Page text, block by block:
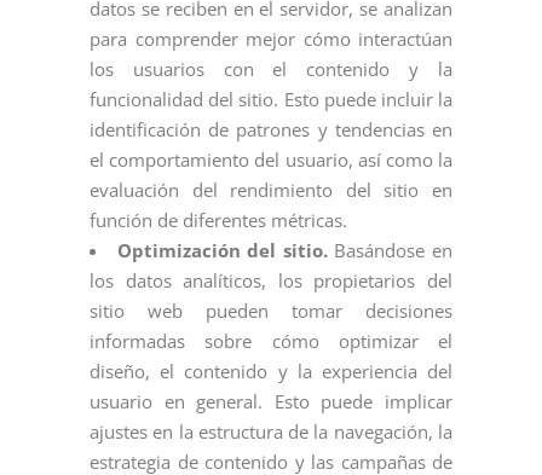
datos se reciben en el servidor, se analizan
para comprender mejor cómo interactúan
los usuarios con el contenido y la
funcionalidad del sitio. Esto puede incluir la
identificación de patrones y tendencias en
el comportamiento del usuario, así como la
evaluación del rendimiento del sitio en
función de diferentes métricas.
Optimización del sitio.Basándose en
los datos analíticos, los propietarios del
sitio web pueden tomar decisiones
informadas sobre cómo optimizar el
diseño, el contenido y la experiencia del
usuario en general. Esto puede implicar
ajustes en la estructura de la navegación, la
estrategia de contenido y las campañas de